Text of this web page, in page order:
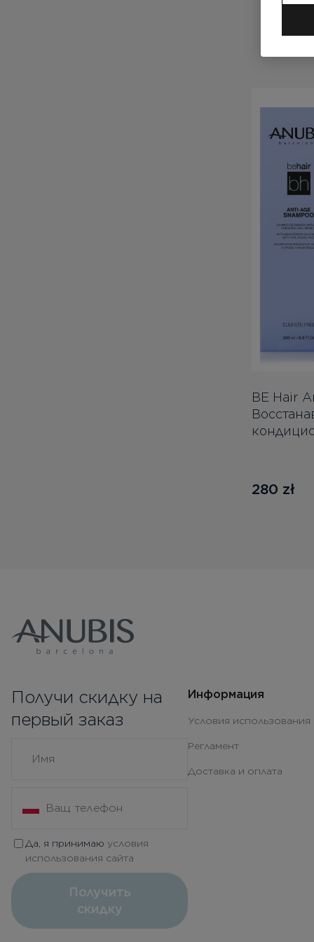
BE Hair
280 zł
Получи скидку на
первый заказ
Да, я принимаю условия
использования сайта
Получить
скидку
Информация
Условия использования
Регламент
Доставка и оплата